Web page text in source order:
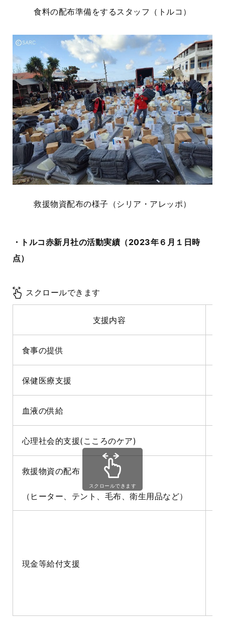
食料の配布準備をするスタッフ（トルコ）
救援物資配布の様子（シリア・アレッポ）
・トルコ赤新月社の活動実績（2023年６月１日時
点）
支援内容
食事の提供
保健医療支援
血液の供給
心理社会的支援( こころのケア)
救援物資の配布
（ヒーター、テント、毛布、衛生用品など）
現金等給付支援
スクロールできます
スクロールできます